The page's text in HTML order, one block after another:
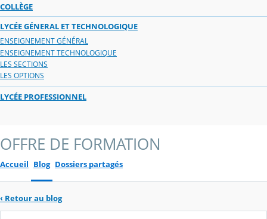
COLLÈGE
LYCÉE GÉNERAL ET TECHNOLOGIQUE
ENSEIGNEMENT GÉNÉRAL
ENSEIGNEMENT TECHNOLOGIQUE
LES SECTIONS
LES OPTIONS
LYCÉE PROFESSIONNEL
OFFRE DE FORMATION
Accueil Blog Dossiers partagés
‹ Retour au blog